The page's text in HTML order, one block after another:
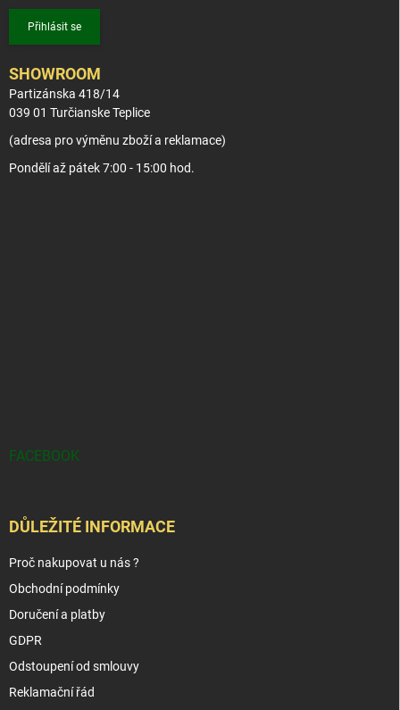
Přihlásit se
SHOWROOM
Partizánska 418/14
039 01 Turčianske Teplice
(adresa pro výměnu zboží a reklamace)
Pondělí až pátek 7:00 - 15:00 hod.
FACEBOOK
DŮLEŽITÉ INFORMACE
Proč nakupovat u nás ?
Obchodní podmínky
Doručení a platby
GDPR
Odstoupení od smlouvy
Reklamační řád